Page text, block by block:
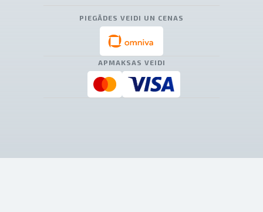
PIEGĀDES VEIDI UN CENAS
APMAKSAS VEIDI